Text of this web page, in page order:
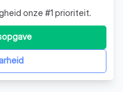
onze #1 prioriteit.